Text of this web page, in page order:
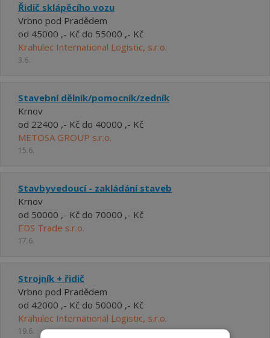
Řidič sklápěcího vozu
Vrbno pod Pradědem
od 45000 ,- Kč do 55000 ,- Kč
Krahulec International Logistic, s.r.o.
3.6.
Stavební dělník/pomocník/zedník
Krnov
od 22400 ,- Kč do 40000 ,- Kč
METOSA GROUP s.r.o.
15.6.
Stavbyvedoucí - zakládání staveb
Krnov
od 50000 ,- Kč do 70000 ,- Kč
EDS Trade s.r.o.
17.6.
Strojník + řidič
Vrbno pod Pradědem
od 42000 ,- Kč do 50000 ,- Kč
Krahulec International Logistic, s.r.o.
19.6.